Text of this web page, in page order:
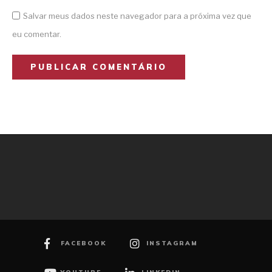
Salvar meus dados neste navegador para a próxima vez que
eu comentar.
FACEBOOK INSTAGRAM